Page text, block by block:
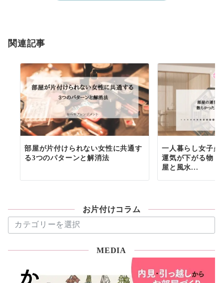
関連記事
部屋が片付けられない女性に共通す
る3つのパターンと解消法
一人暮らし女子
運気が下がる物
屋と風水...
お片付けコラム
片
MEDIA